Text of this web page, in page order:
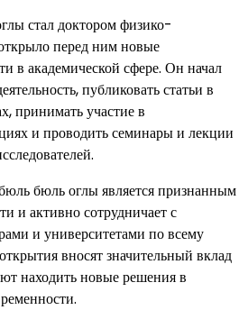
стал доктором физико-
перед ним новые
в академической сфере. Он начал
публиковать статьи в
принимать участие в
и проводить семинары и лекции
бюль оглы является признанным
и активно сотрудничает с
и университетами по всему
вносят значительный вклад
находить новые решения в